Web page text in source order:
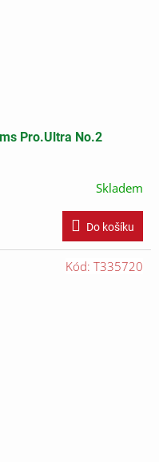
Pro.Ultra No.2
Skladem
Do košíku
Kód: T335720